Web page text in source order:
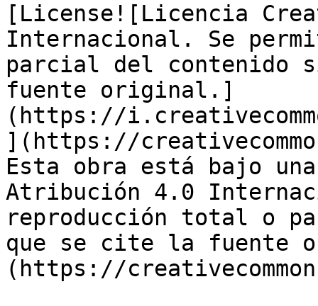
[License![Licencia
Internacional. Se
parcial del contenido
fuente original.]
(https://
](https://
Esta obra está bajo
Atribución 4.0
reproducción total o
que se cite la fuente
(https://